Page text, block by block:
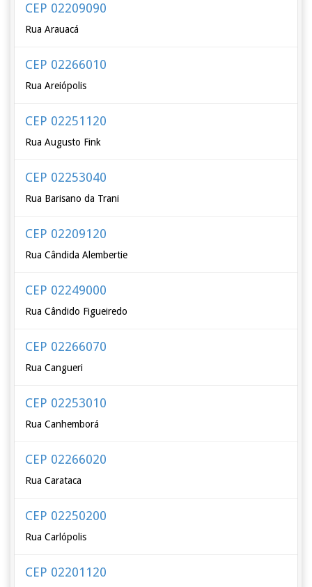
CEP 02209090
Rua Arauacá
CEP 02266010
Rua Areiópolis
CEP 02251120
Rua Augusto Fink
CEP 02253040
Rua Barisano da Trani
CEP 02209120
Rua Cândida Alembertie
CEP 02249000
Rua Cândido Figueiredo
CEP 02266070
Rua Cangueri
CEP 02253010
Rua Canhemborá
CEP 02266020
Rua Carataca
CEP 02250200
Rua Carlópolis
CEP 02201120